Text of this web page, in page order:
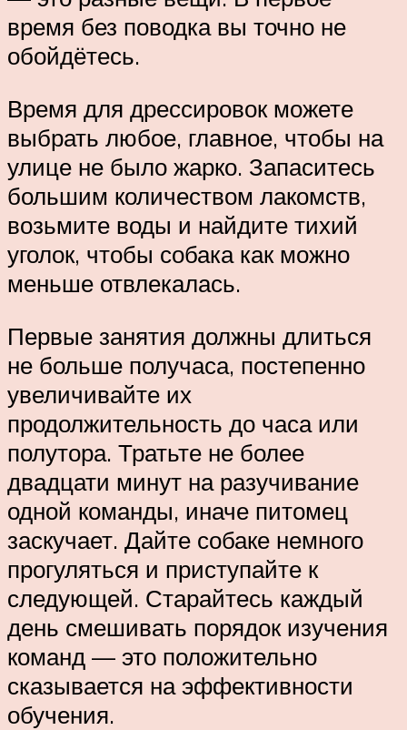
время без поводка вы точно не
обойдётесь.
Время для дрессировок можете
выбрать любое, главное, чтобы на
улице не было жарко. Запаситесь
большим количеством лакомств,
возьмите воды и найдите тихий
уголок, чтобы собака как можно
меньше отвлекалась.
Первые занятия должны длиться
не больше получаса, постепенно
увеличивайте их
продолжительность до часа или
полутора. Тратьте не более
двадцати минут на разучивание
одной команды, иначе питомец
заскучает. Дайте собаке немного
прогуляться и приступайте к
следующей. Старайтесь каждый
день смешивать порядок изучения
команд — это положительно
сказывается на эффективности
обучения.